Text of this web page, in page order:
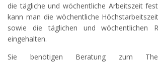
die tägliche und wöchentliche Arbeitszeit
kann man die wöchentliche
sowie die täglichen und wöchentlichen
eingehalten.
Sie benötigen Beratung zum